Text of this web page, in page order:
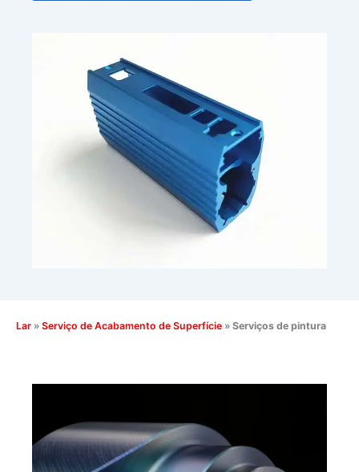
Lar » Serviço de Acabamento de Superfície » Serviços de pintura